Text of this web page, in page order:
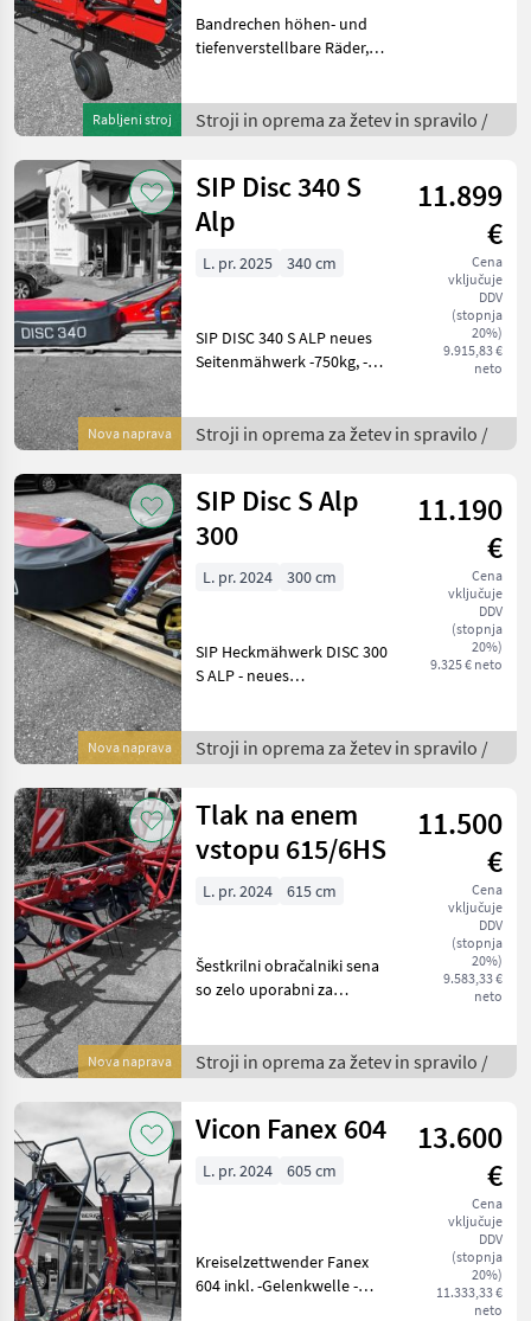
Rabljeni stroj
Bandrechen höhen- und
tiefenverstellbare Räder,
Verstärkungsbändern,
Bodenanpassung mit
Transportsic
Stroji in oprema za žetev in spravilo /
Nova naprava
SIP Disc 340 S
Alp
11.899
€
Cena
vključuje
DDV
(stopnja
20%)
9.915,83 €
neto
L. pr. 2025 340 cm
SIP DISC 340 S ALP neues
Seitenmähwerk -750kg, -
und II -8 Mähscheiben -
Zapfwellendrehzahl 540
Stroji in oprema za žetev in spravilo /
Nova naprava
SIP Disc S Alp
300
11.190
€
Cena
vključuje
DDV
(stopnja
20%)
9.325 € neto
L. pr. 2024 300 cm
SIP Heckmähwerk DISC 300
S ALP - neues
Anbau Kat I und II -7
Mähscheiben -hydr.
Feder
Stroji in oprema za žetev in spravilo /
Nova naprava
Tlak na enem
vstopu 615/6HS
11.500
€
Cena
vključuje
DDV
(stopnja
20%)
9.583,33 €
neto
L. pr. 2024 615 cm
Šestkrilni obračalniki sena
so zelo uporabni za
nastavitvijo delovne višine
in kota razmetavanja krma
Stroji in oprema za žetev in spravilo /
Vicon Fanex 604
13.600
€
Cena
vključuje
DDV
(stopnja
20%)
11.333,33 €
neto
L. pr. 2024 605 cm
Kreiselzettwender Fanex
604 inkl. -Gelenkwelle -